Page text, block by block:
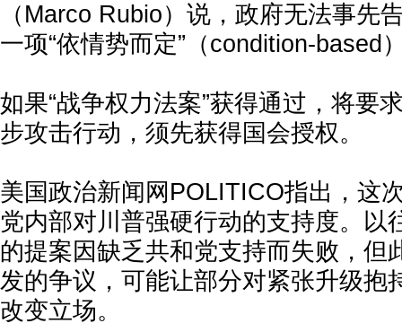
（Marco Rubio）说，政府无法事先
一项“依情势而定”（condition-based
如果“战争权力法案”获得通过，将要
步攻击行动，须先获得国会授权。
美国政治新闻网POLITICO指出，这
党内部对川普强硬行动的支持度。以
的提案因缺乏共和党支持而失败，但
发的争议，可能让部分对紧张升级抱
改变立场。